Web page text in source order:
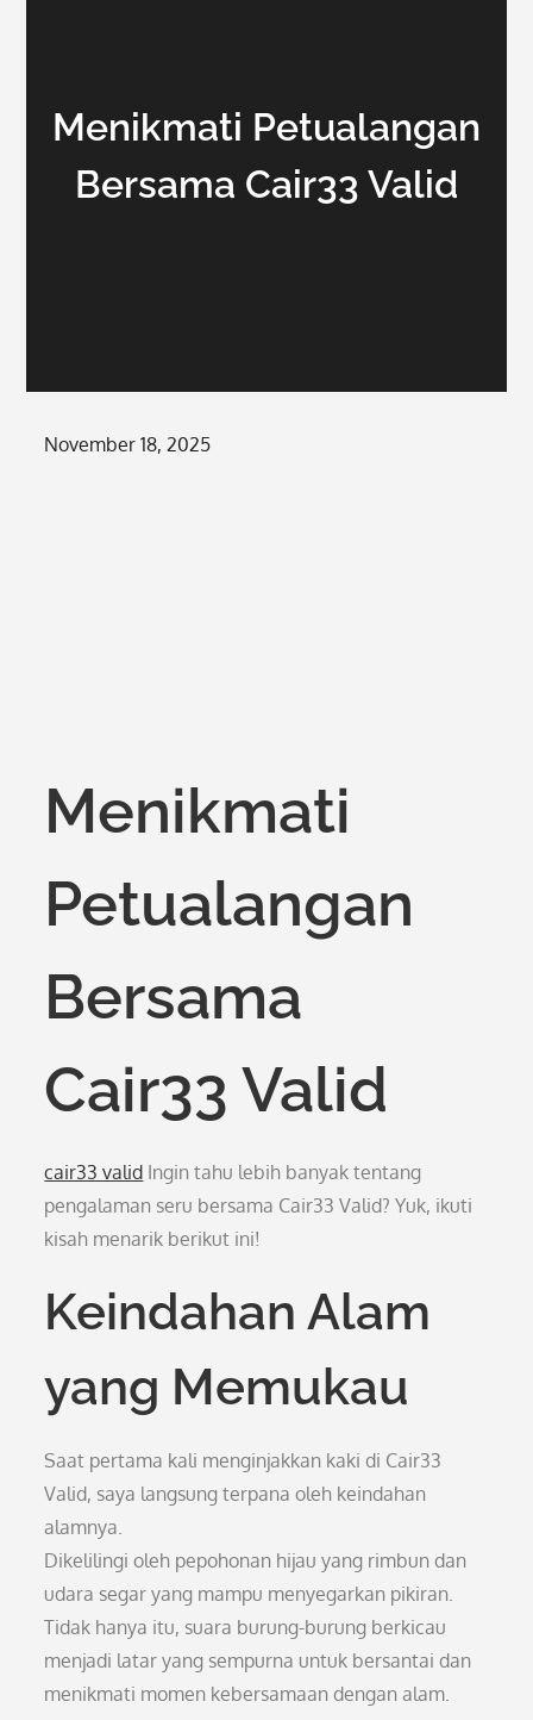
Menikmati Petualangan
Bersama Cair33 Valid
Posted
November 18, 2025
Menikmati
Petualangan
Bersama
Cair33 Valid
cair33 valid Ingin tahu lebih banyak tentang
pengalaman seru bersama Cair33 Valid? Yuk, ikuti
kisah menarik berikut ini!
Keindahan Alam
yang Memukau
Saat pertama kali menginjakkan kaki di Cair33
Valid, saya langsung terpana oleh keindahan
alamnya.
Dikelilingi oleh pepohonan hijau yang rimbun dan
udara segar yang mampu menyegarkan pikiran.
Tidak hanya itu, suara burung-burung berkicau
menjadi latar yang sempurna untuk bersantai dan
menikmati momen kebersamaan dengan alam.